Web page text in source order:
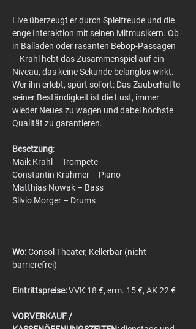
Live überzeugt er durch Spielfreude und die
enge Interaktion mit seinen Mitmusikern. Ob
in Balladen oder rasanten Bebop-Passagen
– Krahl hebt das Zusammenspiel auf ein
Niveau, das keine Sekunde belanglos wirkt.
Wer ihn erlebt, spürt sofort: Das Zauberhafte
seiner Beständigkeit ist die Lust, immer
wieder Neues zu wagen und dabei höchste
Qualität zu garantieren.
Besetzung:
Maik Krahl – Trompete
Constantin Krahmer – Piano
Matthias Nowak – Bass
Silvio Morger – Drums
Wo: Consol Theater, Kellerbar (nicht
barrierefrei)
Eintrittspreise: VVK 18 €, erm. 15 €, AK 22 €
VORVERKAUF /